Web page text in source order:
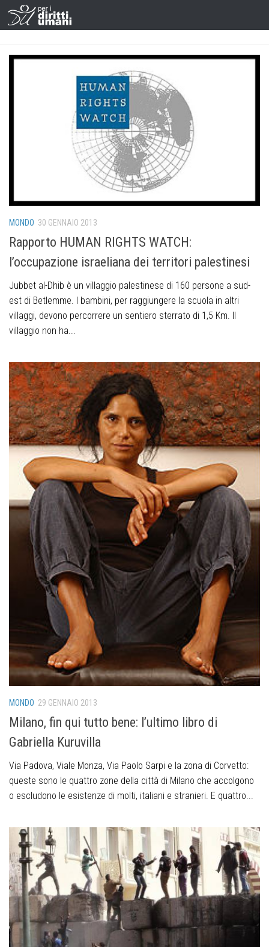
MONDO 30 GENNAIO 2013
Rapporto HUMAN RIGHTS WATCH:
l’occupazione israeliana dei territori palestinesi
Jubbet al-Dhib è un villaggio palestinese di 160 persone a sud-
est di Betlemme. I bambini, per raggiungere la scuola in altri
villaggi, devono percorrere un sentiero sterrato di 1,5 Km. Il
villaggio non ha...
MONDO 29 GENNAIO 2013
Milano, fin qui tutto bene: l’ultimo libro di
Gabriella Kuruvilla
Via Padova, Viale Monza, Via Paolo Sarpi e la zona di Corvetto:
queste sono le quattro zone della città di Milano che accolgono
o escludono le esistenze di molti, italiani e stranieri. E quattro...